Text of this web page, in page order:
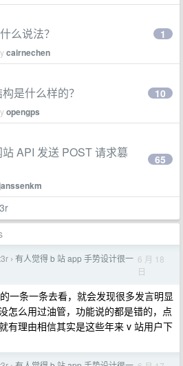
么说法？
cairnechen
1
是什么样的？
opengps
10
API 发送 POST 请求篡
janssenkm
65
› 有人觉得 b 站 app 手势设计很一 6 月 18
日
一条一条去看，就会发现很多发言明显
怎么用过油管，功能说的都是错的，点
有理由相信其实是这些年来 v 站用户下